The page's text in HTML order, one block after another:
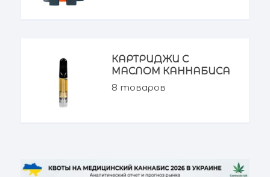
КАРТРИДЖИ С
МАСЛОМ КАННАБИСА
8 товаров